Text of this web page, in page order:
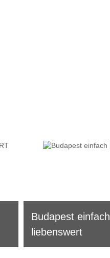
Budapest einfach
liebenswert